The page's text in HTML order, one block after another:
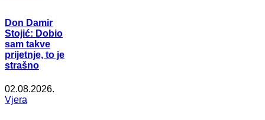
Don Damir
Stojić: Dobio
sam takve
prijetnje, to je
strašno
02.08.2026.
Vjera